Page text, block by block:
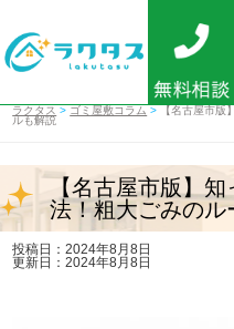
ラクタス > ゴミ屋敷コラム >
【名古屋市版
ルも解説
【名古屋市版】
法！粗大ごみのル
投稿日：2024年8月8日
更新日：2024年8月8日